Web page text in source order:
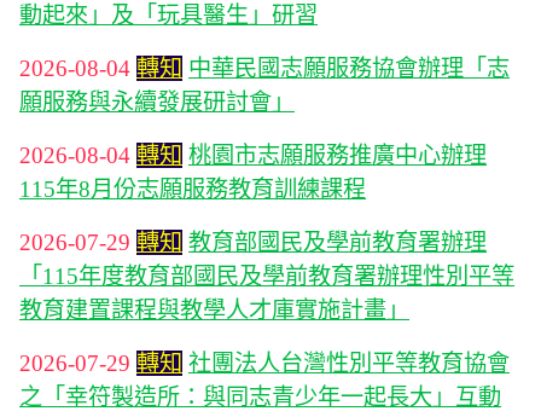
動起來」及「玩具醫生」研習
2026-08-04 轉知 中華民國志願服務協會辦理「志
願服務與永續發展研討會」
2026-08-04 轉知 桃園市志願服務推廣中心辦理
115年8月份志願服務教育訓練課程
2026-07-29 轉知 教育部國民及學前教育署辦理
「115年度教育部國民及學前教育署辦理性別平等
教育建置課程與教學人才庫實施計畫」
2026-07-29 轉知 社團法人台灣性別平等教育協會
之「幸符製造所：與同志青少年一起長大」互動